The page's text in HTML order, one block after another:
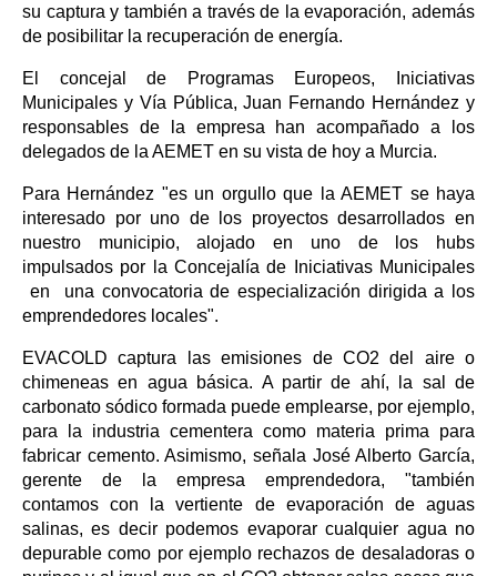
su captura y también a través de la evaporación, además
de posibilitar la recuperación de energía.
El concejal de Programas Europeos, Iniciativas
Municipales y Vía Pública, Juan Fernando Hernández y
responsables de la empresa han acompañado a los
delegados de la AEMET en su vista de hoy a Murcia.
Para Hernández "es un orgullo que la AEMET se haya
interesado por uno de los proyectos desarrollados en
nuestro municipio, alojado en uno de los hubs
impulsados por la Concejalía de Iniciativas Municipales
en una convocatoria de especialización dirigida a los
emprendedores locales".
EVACOLD captura las emisiones de CO2 del aire o
chimeneas en agua básica. A partir de ahí, la sal de
carbonato sódico formada puede emplearse, por ejemplo,
para la industria cementera como materia prima para
fabricar cemento. Asimismo, señala José Alberto García,
gerente de la empresa emprendedora, "también
contamos con la vertiente de evaporación de aguas
salinas, es decir podemos evaporar cualquier agua no
depurable como por ejemplo rechazos de desaladoras o